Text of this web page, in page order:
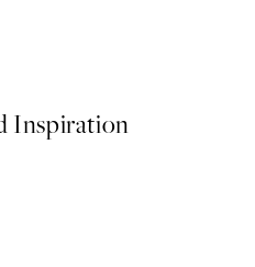
Inspiration